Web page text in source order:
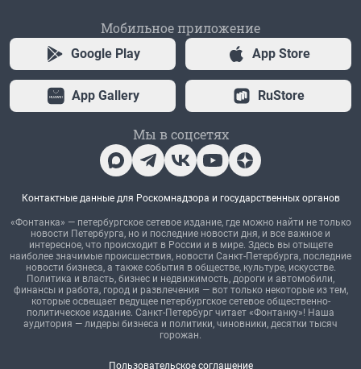
Мобильное приложение
Google Play App Store
App Gallery RuStore
Мы в соцсетях
Контактные данные для Роскомнадзора и государственных органов
«Фонтанка» — петербургское сетевое издание, где можно найти не только
новости Петербурга, но и последние новости дня, и все важное и
интересное, что происходит в России и в мире. Здесь вы отыщете
наиболее значимые происшествия, новости Санкт-Петербурга, последние
новости бизнеса, а также события в обществе, культуре, искусстве.
Политика и власть, бизнес и недвижимость, дороги и автомобили,
финансы и работа, город и развлечения — вот только некоторые из тем,
которые освещает ведущее петербургское сетевое общественно-
политическое издание. Санкт-Петербург читает «Фонтанку»! Наша
аудитория — лидеры бизнеса и политики, чиновники, десятки тысяч
горожан.
Пользовательское соглашение